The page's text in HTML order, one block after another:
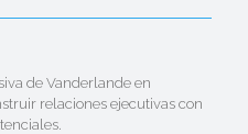
de Vanderlande en
relaciones ejecutivas con